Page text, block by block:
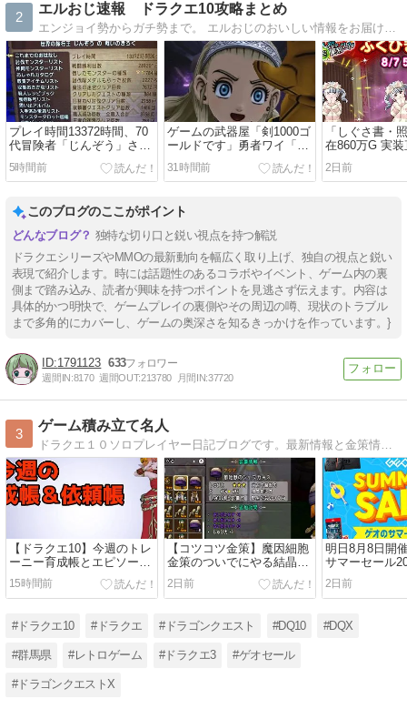
2
エルおじ速報 ドラクエ10攻略まとめ
エンジョイ勢からガチ勢まで。 エルおじのおいしい情報をお届けします！
プレイ時間13372時間、70
代冒険者「じんぞう」さん
の思い出にネットほっこり
「ドラクエ版 光のお父さん
5時間前
ゲームの武器屋「剣1000ゴ
ールドです」勇者ワイ「世
界の危機なんやけど」
31時間前
「しぐさ書・
在860万G 実
ゴールドで売
しい
2日前
このブログのここがポイント
独特な切り口と鋭い視点を持つ解説
ドラクエシリーズやMMOの最新動向を幅広く取り上げ、独自の視点と鋭い
表現で紹介します。時には話題性のあるコラボやイベント、ゲーム内の裏
側まで踏み込み、読者が興味を持つポイントを見逃さず伝えます。内容は
具体的かつ明快で、ゲームプレイの裏側やその周辺の噂、現状のトラブル
まで多角的にカバーし、ゲームの奥深さを知るきっかけを作っています。}
1791123 633
週間IN:8170 週間OUT:213780 月間IN:37720
3
ゲーム積み立て名人
ドラクエ１０ソロプレイヤー日記ブログです。最新情報と金策情報満載！毎日更新！
【ドラクエ10】今週のトレ
ーニー育成帳とエピソード
依頼帳（2026年8月9日）
15時間前
【コツコツ金策】魔因細胞
金策のついでにやる結晶金
策！未錬金の結晶装備に初
級錬金つける作業で+５０
万G
2日前
明日8月8日開
サマーセール
時購入で500
はswitch版「
Ⅱ」3,480円！
2日前
#ドラクエ10 #ドラクエ #ドラゴンクエスト #DQ10 #DQX
#群馬県 #レトロゲーム #ドラクエ3 #ゲオセール
#ドラゴンクエストX